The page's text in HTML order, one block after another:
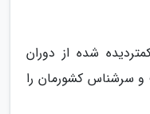
شده از دوران
سرشناس کشورمان را